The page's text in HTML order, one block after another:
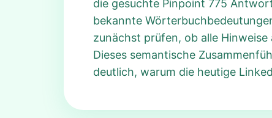
die gesuchte Pinpoint 775
bekannte
zunächst prüfen, ob alle
Dieses semantische
deutlich, warum die heutige